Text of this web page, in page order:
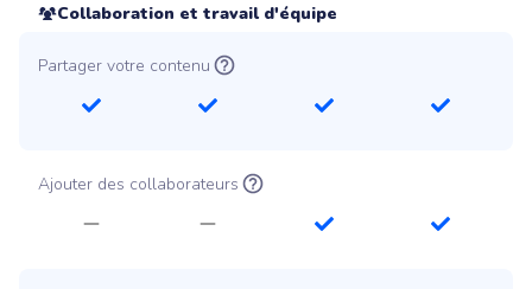
Collaboration et travail d'équipe
Partager votre contenu
Ajouter des collaborateurs